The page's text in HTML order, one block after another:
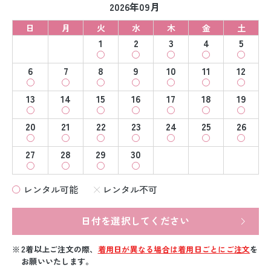
2026年09月
日 月 火 水 木 金 土
1 2 3 4
5
6
7 8 9 10 11
12
13
14 15 16 17 18
19
20
21 22 23 24 25
26
27
28 29 30
レンタル可能 レンタル不可
日付を選択してください
2着以上ご注文の際、 着用日が異なる場合は着用日ごとにご注文を
お願いいたします。